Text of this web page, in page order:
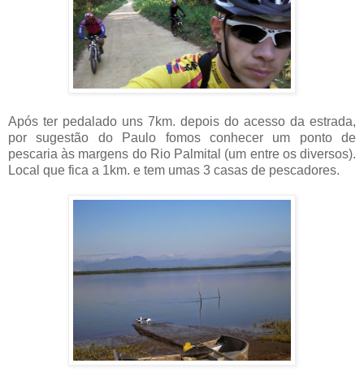
Após ter pedalado uns 7km. depois do acesso da estrada,
por sugestão do Paulo fomos conhecer um ponto de
pescaria às margens do Rio Palmital (um entre os diversos).
Local que fica a 1km. e tem umas 3 casas de pescadores.